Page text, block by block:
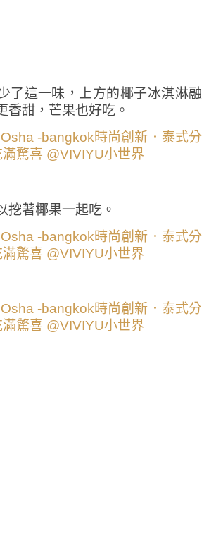
了這一味，上方的椰子冰淇淋融
香甜，芒果也好吃。
挖著椰果一起吃。